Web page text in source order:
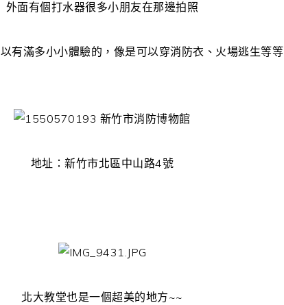
外面有個打水器很多小朋友在那邊拍照
有滿多小小體驗的，像是可以穿消防衣、火場逃生等等
新竹市消防博物館
地址：新竹市北區中山路4號
北大教堂也是一個超美的地方~~